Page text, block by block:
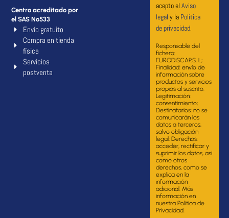
Centro acreditado por
el SAS Nº533
Envío gratuito
Compra en tienda
física
Servicios
postventa
acepto el Aviso
legal y la Política
de privacidad.
Responsable del
fichero:
EURODISCAP.S. L;
Finalidad: envío de
información sobre
productos y servicios
propios al suscrito.
Legitimación:
consentimiento;
Destinatarios: no se
comunicarán los
datos a terceros,
salvo obligación
legal; Derechos:
acceder, rectificar y
suprimir los datos, así
como otros
derechos, como se
explica en la
información
adicional. Más
información en
nuestra Política de
Privacidad.